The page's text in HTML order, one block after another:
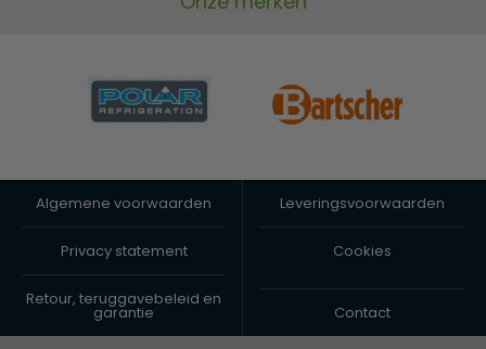
Algemene voorwaarden Leveringsvoorwaarden
Privacy statement Cookies
Retour, teruggavebeleid en
garantie Contact